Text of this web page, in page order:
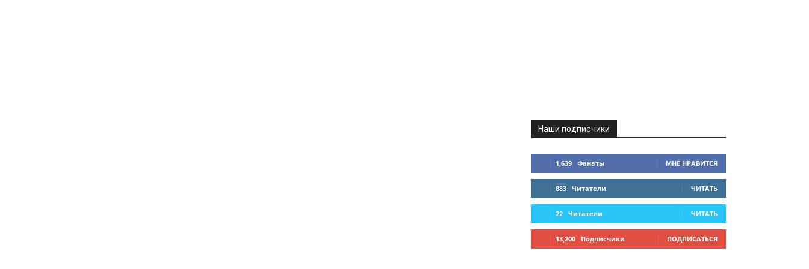
Наши подписчики
1,639 Фанаты МНЕ НРАВИТСЯ
883 Читатели ЧИТАТЬ
22 Читатели ЧИТАТЬ
13,200 Подписчики ПОДПИСАТЬСЯ